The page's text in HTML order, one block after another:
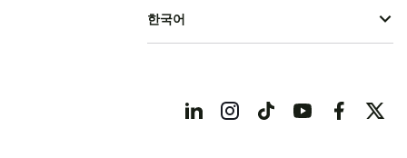
한국어